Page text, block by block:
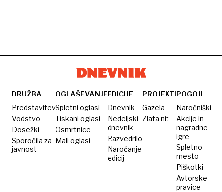
DRUŽBA
Predstavitev
Vodstvo
Dosežki
Sporočila za
javnost
OGLAŠEVANJE
Spletni oglasi
Tiskani oglasi
Osmrtnice
Mali oglasi
EDICIJE
Dnevnik
Nedeljski
dnevnik
Razvedrilo
Naročanje
edicij
PROJEKTI
Gazela
Zlata nit
POGOJI
Naročniški
Akcije in
nagradne
igre
Spletno
mesto
Piškotki
Avtorske
pravice